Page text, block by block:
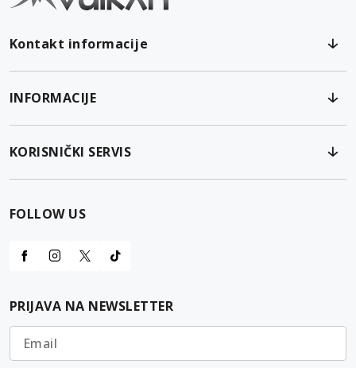
Kontakt informacije
INFORMACIJE
KORISNIČKI SERVIS
FOLLOW US
PRIJAVA NA NEWSLETTER
Email